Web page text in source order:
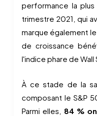
performance la
trimestre 2021, qui
marque également
de croissance
l'indice phare de Wall
À ce stade de la
composant le S&P
Parmi elles, 84 %